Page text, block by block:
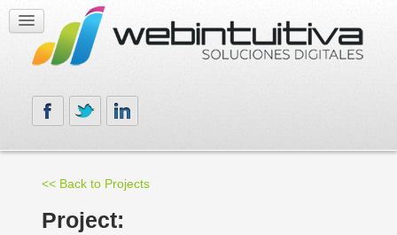
<< Back to Projects
Project: